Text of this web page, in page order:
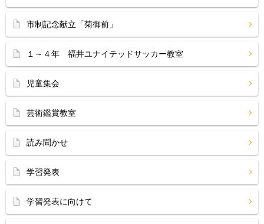
市制記念献立「菊御前」
１～４年 福井ユナイテッドサッカー教室
児童集会
芸術鑑賞教室
読み聞かせ
学習発表
学習発表に向けて